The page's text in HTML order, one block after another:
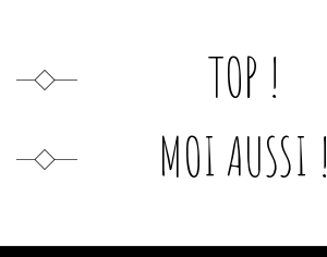
TOP !
MOI AUSSI !